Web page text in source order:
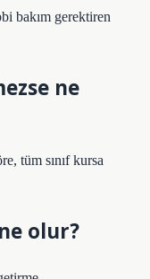
bakım gerektiren
ne
tüm sınıf kursa
olur?